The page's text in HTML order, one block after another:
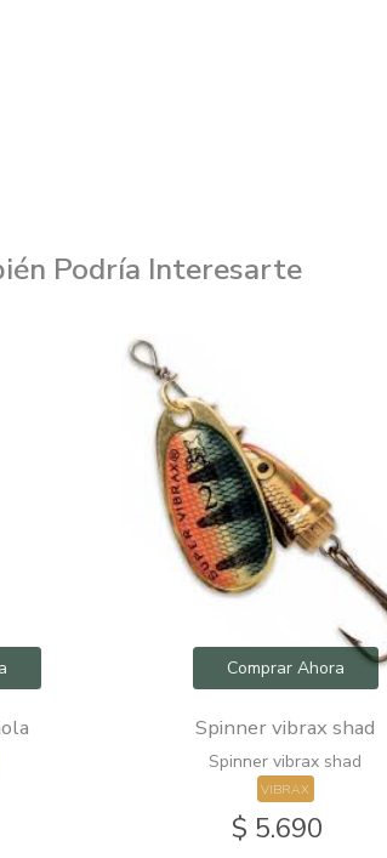
Podría Interesarte
Comprar Ahora
Spinner vibrax shad
Spinner vibrax shad
VIBRAX
$ 5.690